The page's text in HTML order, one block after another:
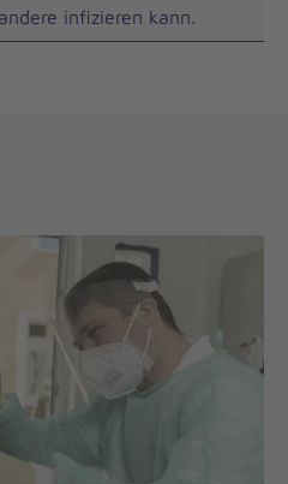
infizieren kann.